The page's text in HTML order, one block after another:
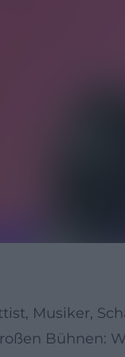
Musiker,
Bühnen: